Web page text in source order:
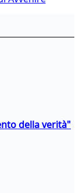
della verità"